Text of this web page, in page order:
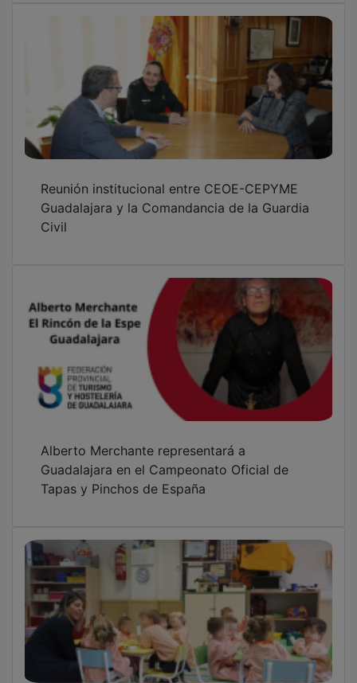
Alberto Merchante representará a
Guadalajara en el Campeonato Oficial de
Tapas y Pinchos de España
Retirada de ayudas, baja natalidad y
competencia desleal amenazan el futuro de
las escuelas infantiles privadas en
El sector de la Educación Infantil de
Guadalajara, en pie de guerra por la pérdida